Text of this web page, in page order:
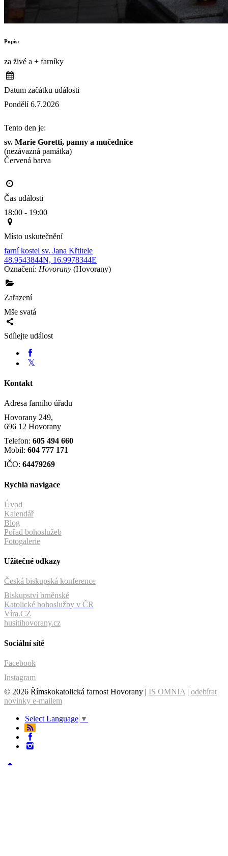
Popis:
za živé a + farníky
Datum začátku události
Pondělí 6.7.2026
Tento den je:
sv. Marie Goretti, panny a mučednice
(nezávazná památka)
Červená barva
Čas události
18:00 - 19:00
Místo uskutečnění
farní kostel sv. Jana Křtitele
48.9543844N, 16.9978344E
Označení: Hovorany (Hovorany)
Zařazení
Mše svatá
Sdílejte událost
Kontakt
Adresa farního úřadu
Hovorany 249,
696 12 Hovorany
Telefon: 605 494 660
Mobil: 604 777 171
IČO: 64479269
Rychlá navigace
Úvod
Kalendář
Blog
Pořad bohoslužeb
Fotogalerie
Užitečné odkazy
Česká biskupská konference
Biskupství brněnské
Katolické bohoslužby v ČR
Víra.CZ
husitihovorany.cz
Sociální sítě
Facebook
Instagram
© 2026 Římskokatolická farnost Hovorany | IS OMNIA | odebírat
novinky e-mailem
Select Language ▼